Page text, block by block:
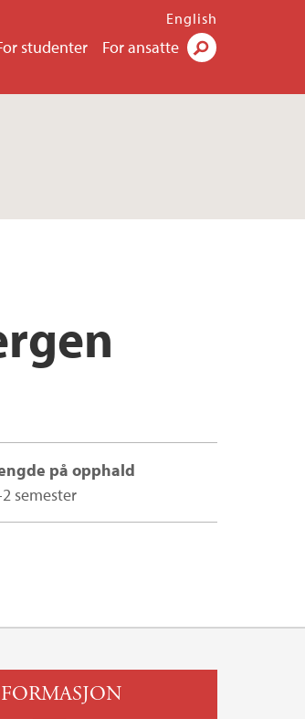
studenter For ansatte
English
på opphald
2 semester